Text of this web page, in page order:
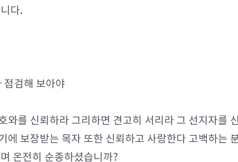
다.
점검해 보아야
와를 신뢰하라 그리하면 견고히 서리라 그 선지자를
에 보장받는 목자 또한 신뢰하고 사랑한다 고백하는
온전히 순종하셨습니까?